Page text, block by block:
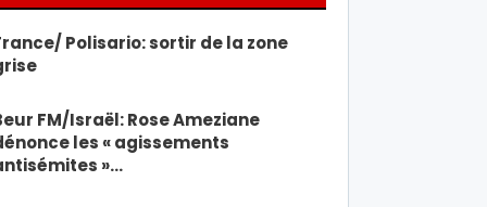
Polisario: sortir de la zone
FM/Israël: Rose Ameziane
les « agissements
»…